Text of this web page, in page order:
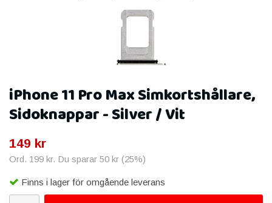
iPhone 11 Pro Max Simkortshållare,
Sidoknappar - Silver / Vit
149 kr
Ord. 199 kr. Du sparar 50 kr (25%)
Finns i lager för omgående leverans